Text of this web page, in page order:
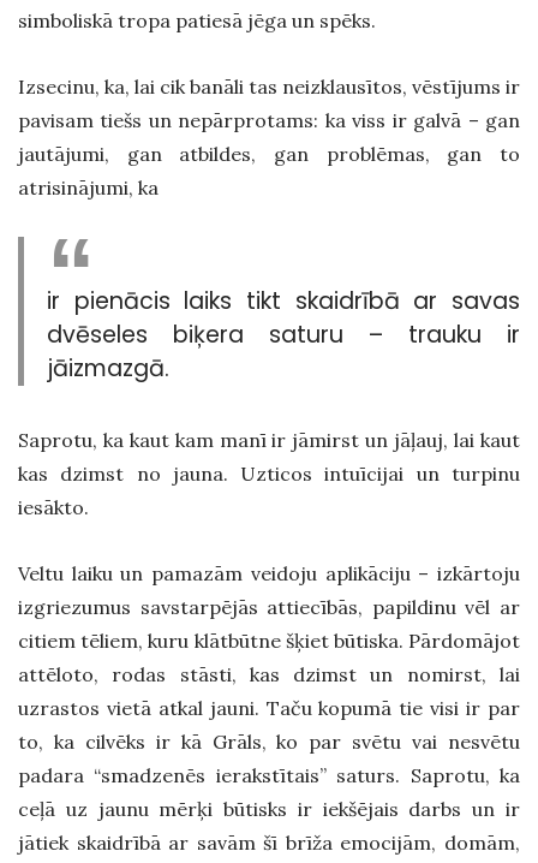
simboliskā tropa patiesā jēga un spēks.
Izsecinu, ka, lai cik banāli tas neizklausītos, vēstījums ir
pavisam tiešs un nepārprotams: ka viss ir galvā – gan
jautājumi, gan atbildes, gan problēmas, gan to
atrisinājumi, ka
ir pienācis laiks tikt skaidrībā ar savas
dvēseles biķera saturu – trauku ir
jāizmazgā.
Saprotu, ka kaut kam manī ir jāmirst un jāļauj, lai kaut
kas dzimst no jauna. Uzticos intuīcijai un turpinu
iesākto.
Veltu laiku un pamazām veidoju aplikāciju – izkārtoju
izgriezumus savstarpējās attiecībās, papildinu vēl ar
citiem tēliem, kuru klātbūtne šķiet būtiska. Pārdomājot
attēloto, rodas stāsti, kas dzimst un nomirst, lai
uzrastos vietā atkal jauni. Taču kopumā tie visi ir par
to, ka cilvēks ir kā Grāls, ko par svētu vai nesvētu
padara “smadzenēs ierakstītais” saturs. Saprotu, ka
ceļā uz jaunu mērķi būtisks ir iekšējais darbs un ir
jātiek skaidrībā ar savām šī brīža emocijām, domām,